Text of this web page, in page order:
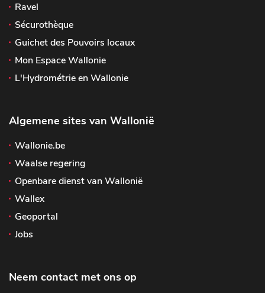
Ravel
Sécurothèque
Guichet des Pouvoirs locaux
Mon Espace Wallonie
L'Hydrométrie en Wallonie
Algemene sites van Wallonië
Wallonie.be
Waalse regering
Openbare dienst van Wallonië
Wallex
Geoportal
Jobs
Neem contact met ons op